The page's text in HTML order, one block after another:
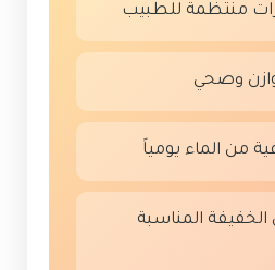
منتظمة للطبيب
وصحي
من الماء يومياً
الخفيفة المناسبة